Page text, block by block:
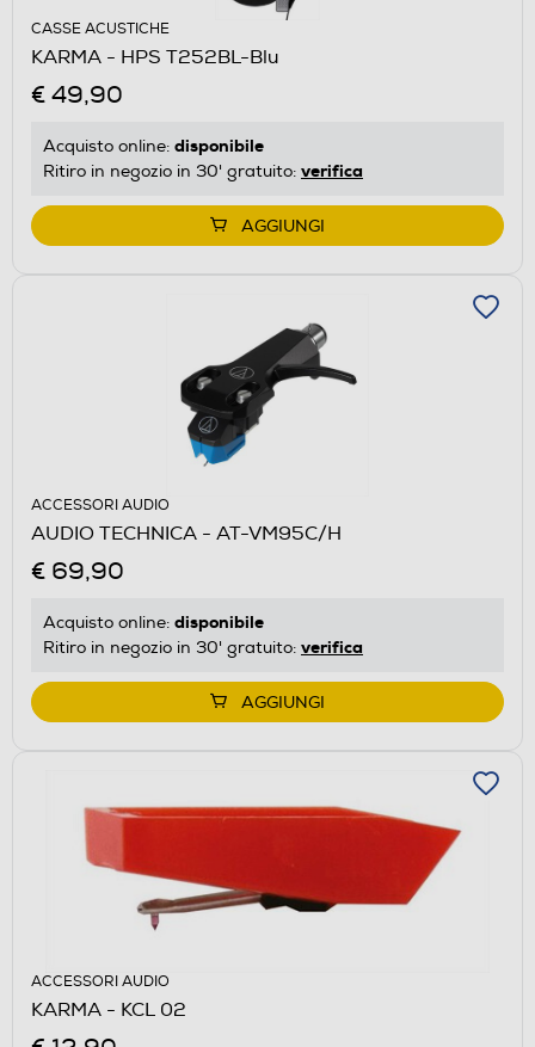
CASSE ACUSTICHE
KARMA - HPS T252BL-Blu
€ 49,90
Acquisto online: disponibile
Ritiro in negozio in 30' gratuito: verifica
AGGIUNGI
ACCESSORI AUDIO
AUDIO TECHNICA - AT-VM95C/H
€ 69,90
Acquisto online: disponibile
Ritiro in negozio in 30' gratuito: verifica
AGGIUNGI
ACCESSORI AUDIO
KARMA - KCL 02